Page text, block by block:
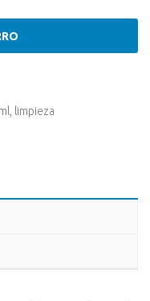
, limpieza